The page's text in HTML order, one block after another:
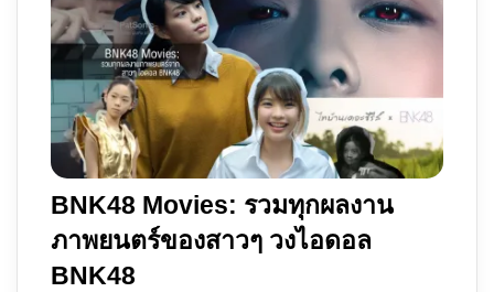
ชิง
ดี
ชิง
เด่น
ใคร
จะ
เป็น
คน
โปรด
BNK48 Movies: รวมทุกผลงาน
ภาพยนตร์ของสาวๆ วงไอดอล
BNK48